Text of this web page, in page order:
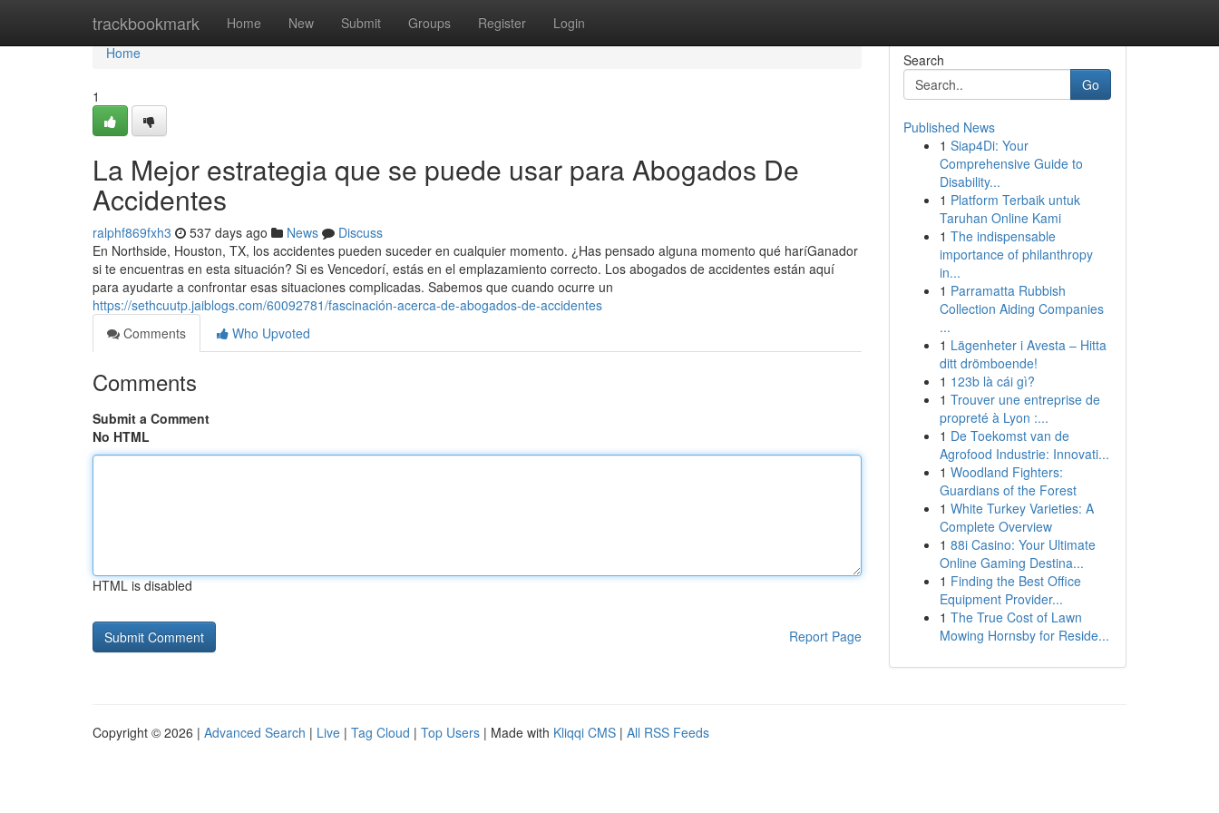
trackbookmark Home New Submit Groups Register Login
Home
Home
1
La Mejor estrategia que se puede usar para Abogados De
Accidentes
ralphf869fxh3 537 days ago News
Discuss
En Northside, Houston, TX, los accidentes pueden suceder en cualquier momento. ¿Has pensado alguna momento qué haríGanador
si te encuentras en esta situación? Si es Vencedorí, estás en el emplazamiento correcto. Los abogados de accidentes están aquí
para ayudarte a confrontar esas situaciones complicadas. Sabemos que cuando ocurre un
https://sethcuutp.jaiblogs.com/60092781/fascinación-acerca-de-abogados-de-accidentes
Comments
Who Upvoted
Comments
Submit a Comment
No HTML
HTML is disabled
Report Page
Search
Go
Published News
1 Siap4Di: Your
Comprehensive Guide to
Disability...
1 Platform Terbaik untuk
Taruhan Online Kami
1 The indispensable
importance of philanthropy
in...
1 Parramatta Rubbish
Collection Aiding Companies
...
1 Lägenheter i Avesta – Hitta
ditt drömboende!
1 123b là cái gì?
1 Trouver une entreprise de
propreté à Lyon :...
1 De Toekomst van de
Agrofood Industrie: Innovati...
1 Woodland Fighters:
Guardians of the Forest
1 White Turkey Varieties: A
Complete Overview
1 88i Casino: Your Ultimate
Online Gaming Destina...
1 Finding the Best Office
Equipment Provider...
1 The True Cost of Lawn
Mowing Hornsby for Reside...
Copyright © 2026 | Advanced Search | Live | Tag Cloud | Top Users | Made with Kliqqi CMS | All RSS Feeds